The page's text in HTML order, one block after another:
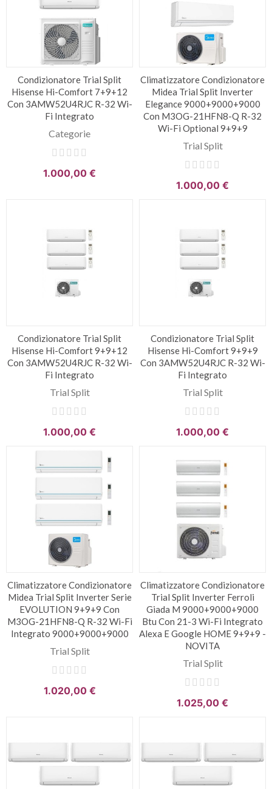
Condizionatore Trial Split
Hisense Hi-Comfort 7+9+12
Con 3AMW52U4RJC R-32 Wi-
Fi Integrato
Categorie
1.000,00 €
Climatizzatore Condizionatore
Midea Trial Split Inverter
Elegance 9000+9000+9000
Con M3OG-21HFN8-Q R-32
Wi-Fi Optional 9+9+9
Trial Split
1.000,00 €
Condizionatore Trial Split
Hisense Hi-Comfort 9+9+12
Con 3AMW52U4RJC R-32 Wi-
Fi Integrato
Trial Split
1.000,00 €
Condizionatore Trial Split
Hisense Hi-Comfort 9+9+9
Con 3AMW52U4RJC R-32 Wi-
Fi Integrato
Trial Split
1.000,00 €
Climatizzatore Condizionatore
Midea Trial Split Inverter Serie
EVOLUTION 9+9+9 Con
M3OG-21HFN8-Q R-32 Wi-Fi
Integrato 9000+9000+9000
Trial Split
1.020,00 €
Climatizzatore Condizionatore
Trial Split Inverter Ferroli
Giada M 9000+9000+9000
Btu Con 21-3 Wi-Fi Integrato
Alexa E Google HOME 9+9+9 -
NOVITA
Trial Split
1.025,00 €